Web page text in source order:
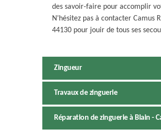
des savoir-faire pour accomplir
N’hésitez pas à contacter Camus
44130 pour jouir de tous ses
Zingueur
Travaux de zinguerie
Réparation de zinguerie à Blain -